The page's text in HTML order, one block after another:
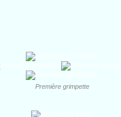
Première grimpette